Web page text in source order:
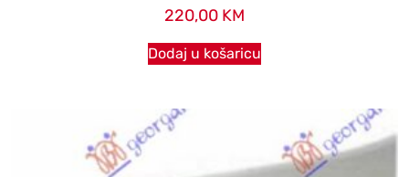
220,00 KM
Dodaj u košaricu